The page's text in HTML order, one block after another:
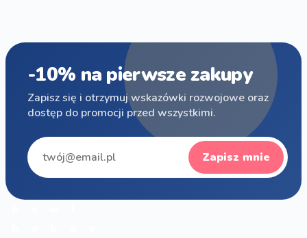
-10% na pierwsze zakupy
Zapisz się i otrzymuj wskazówki rozwojowe oraz
dostęp do promocji przed wszystkimi.
Zapisz mnie